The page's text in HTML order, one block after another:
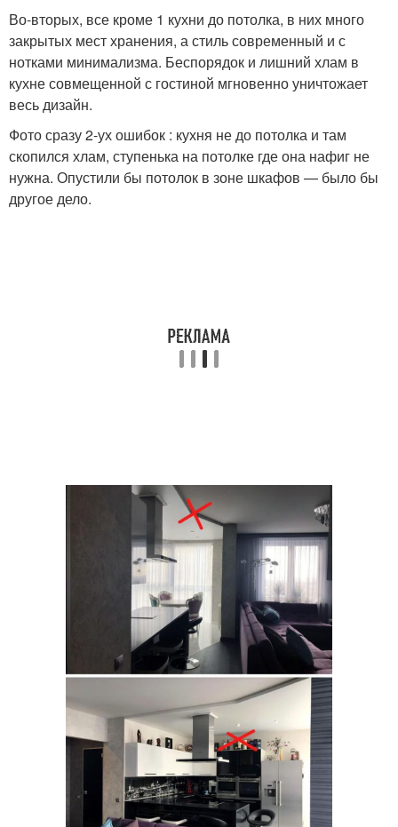
Во-вторых, все кроме 1 кухни до потолка, в них много
закрытых мест хранения, а стиль современный и с
нотками минимализма. Беспорядок и лишний хлам в
кухне совмещенной с гостиной мгновенно уничтожает
весь дизайн.
Фото сразу 2-ух ошибок : кухня не до потолка и там
скопился хлам, ступенька на потолке где она нафиг не
нужна. Опустили бы потолок в зоне шкафов — было бы
другое дело.